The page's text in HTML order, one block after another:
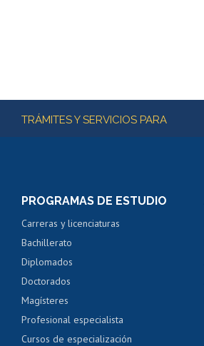
Más información
TRÁMITES Y SERVICIOS PARA
PROGRAMAS DE ESTUDIO
Carreras y licenciaturas
Bachillerato
Diplomados
Doctorados
Magísteres
Profesional especialista
Cursos de especialización